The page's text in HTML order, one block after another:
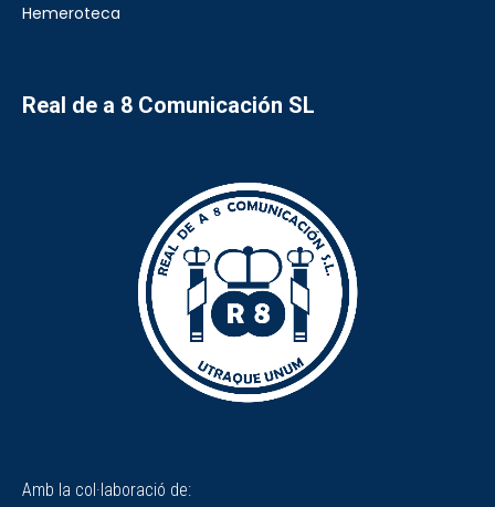
Hemeroteca
Real de a 8 Comunicación SL
Amb la col·laboració de: